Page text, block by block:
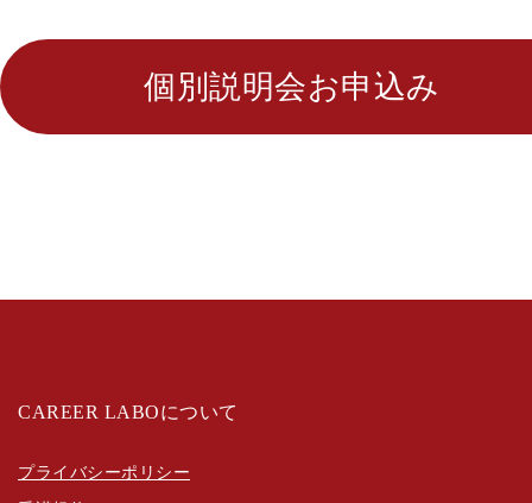
個別説明会お申込み
CAREER LABOについて
プライバシーポリシー